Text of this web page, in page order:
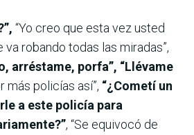
“Yo creo que esta vez usted
robando todas las miradas”,
arréstame, porfa”, “Llévame
más policías así”, “¿Cometí un
a este policía para
, “Se equivocó de